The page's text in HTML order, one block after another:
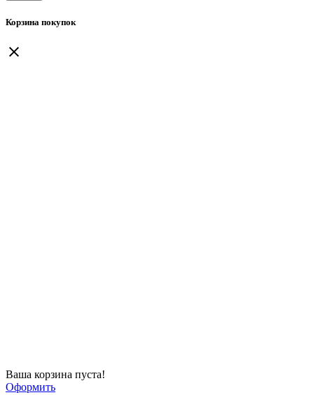
Корзина покупок
Ваша корзина пуста!
Оформить